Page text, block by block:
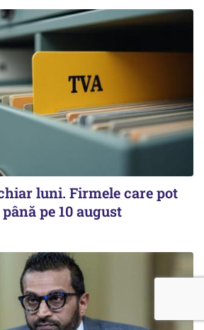
luni. Firmele care pot
pe 10 august